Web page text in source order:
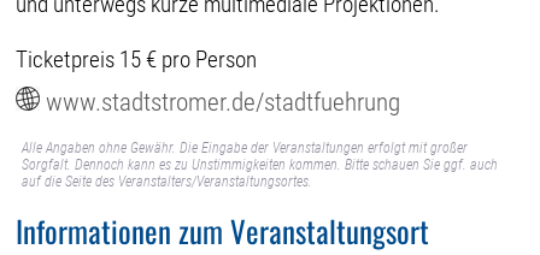
Ticketpreis 15 € pro Person
www.stadtstromer.de/stadtfuehrung
Alle Angaben ohne Gewähr. Die Eingabe der Veranstaltungen erfolgt mit großer
Sorgfalt. Dennoch kann es zu Unstimmigkeiten kommen. Bitte schauen Sie ggf. auch
auf die Seite des Veranstalters/Veranstaltungsortes.
Informationen zum Veranstaltungsort